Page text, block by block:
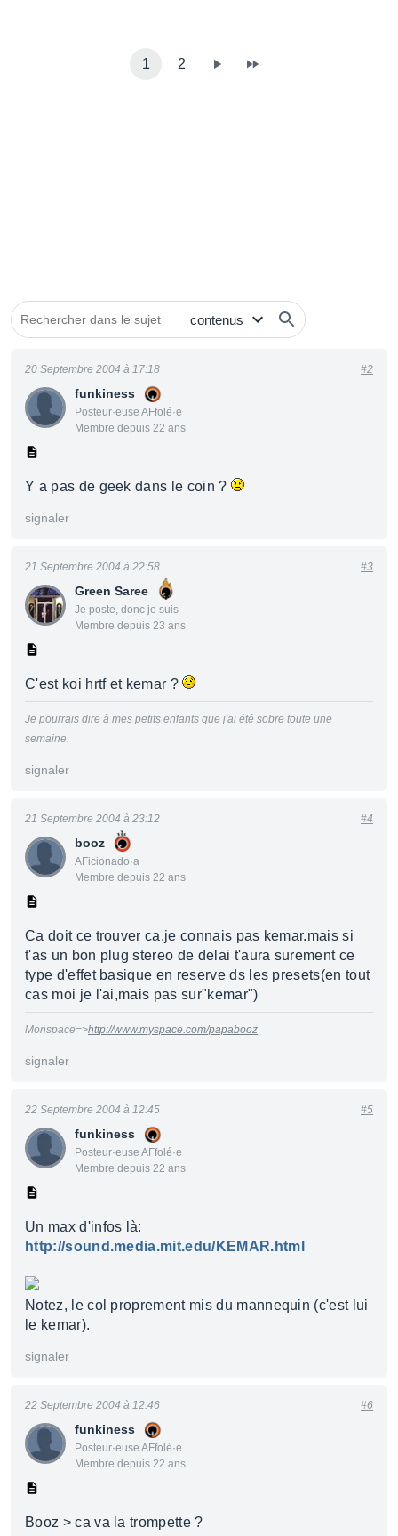
1 2
funkiness
Posteur·euse AFfolé·e
Membre depuis 22 ans
20 Septembre 2004 à 17:18 #2
Y a pas de geek dans le coin ?
signaler
Green Saree
Je poste, donc je suis
Membre depuis 23 ans
21 Septembre 2004 à 22:58 #3
C'est koi hrtf et kemar ?
Je pourrais dire à mes petits enfants que j'ai été sobre toute une
semaine.
signaler
booz
AFicionado·a
Membre depuis 22 ans
21 Septembre 2004 à 23:12 #4
Ca doit ce trouver ca.je connais pas kemar.mais si
t'as un bon plug stereo de delai t'aura surement ce
type d'effet basique en reserve ds les presets(en tout
cas moi je l'ai,mais pas sur"kemar")
Monspace=>http://www.myspace.com/papabooz
signaler
funkiness
Posteur·euse AFfolé·e
Membre depuis 22 ans
22 Septembre 2004 à 12:45 #5
Un max d'infos là:
http://sound.media.mit.edu/KEMAR.html
Notez, le col proprement mis du mannequin (c'est lui
le kemar).
signaler
funkiness
Posteur·euse AFfolé·e
Membre depuis 22 ans
22 Septembre 2004 à 12:46 #6
Booz > ca va la trompette ?